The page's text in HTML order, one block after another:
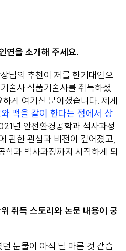
연을 소개해 주세요.
님의 추천이 저를 한기대인으
술사 식품기술사를 취득하셨
게 여기신 분이셨습니다. 제게
맥을 같이 한다는 점에서 상
년 안전환경공학과 석사과정
관한 관심과 비전이 깊어졌고,
과 박사과정까지 시작하게 되
취득 스토리와 논문 내용이 궁
눈물이 아직 덜 마른 것 같습